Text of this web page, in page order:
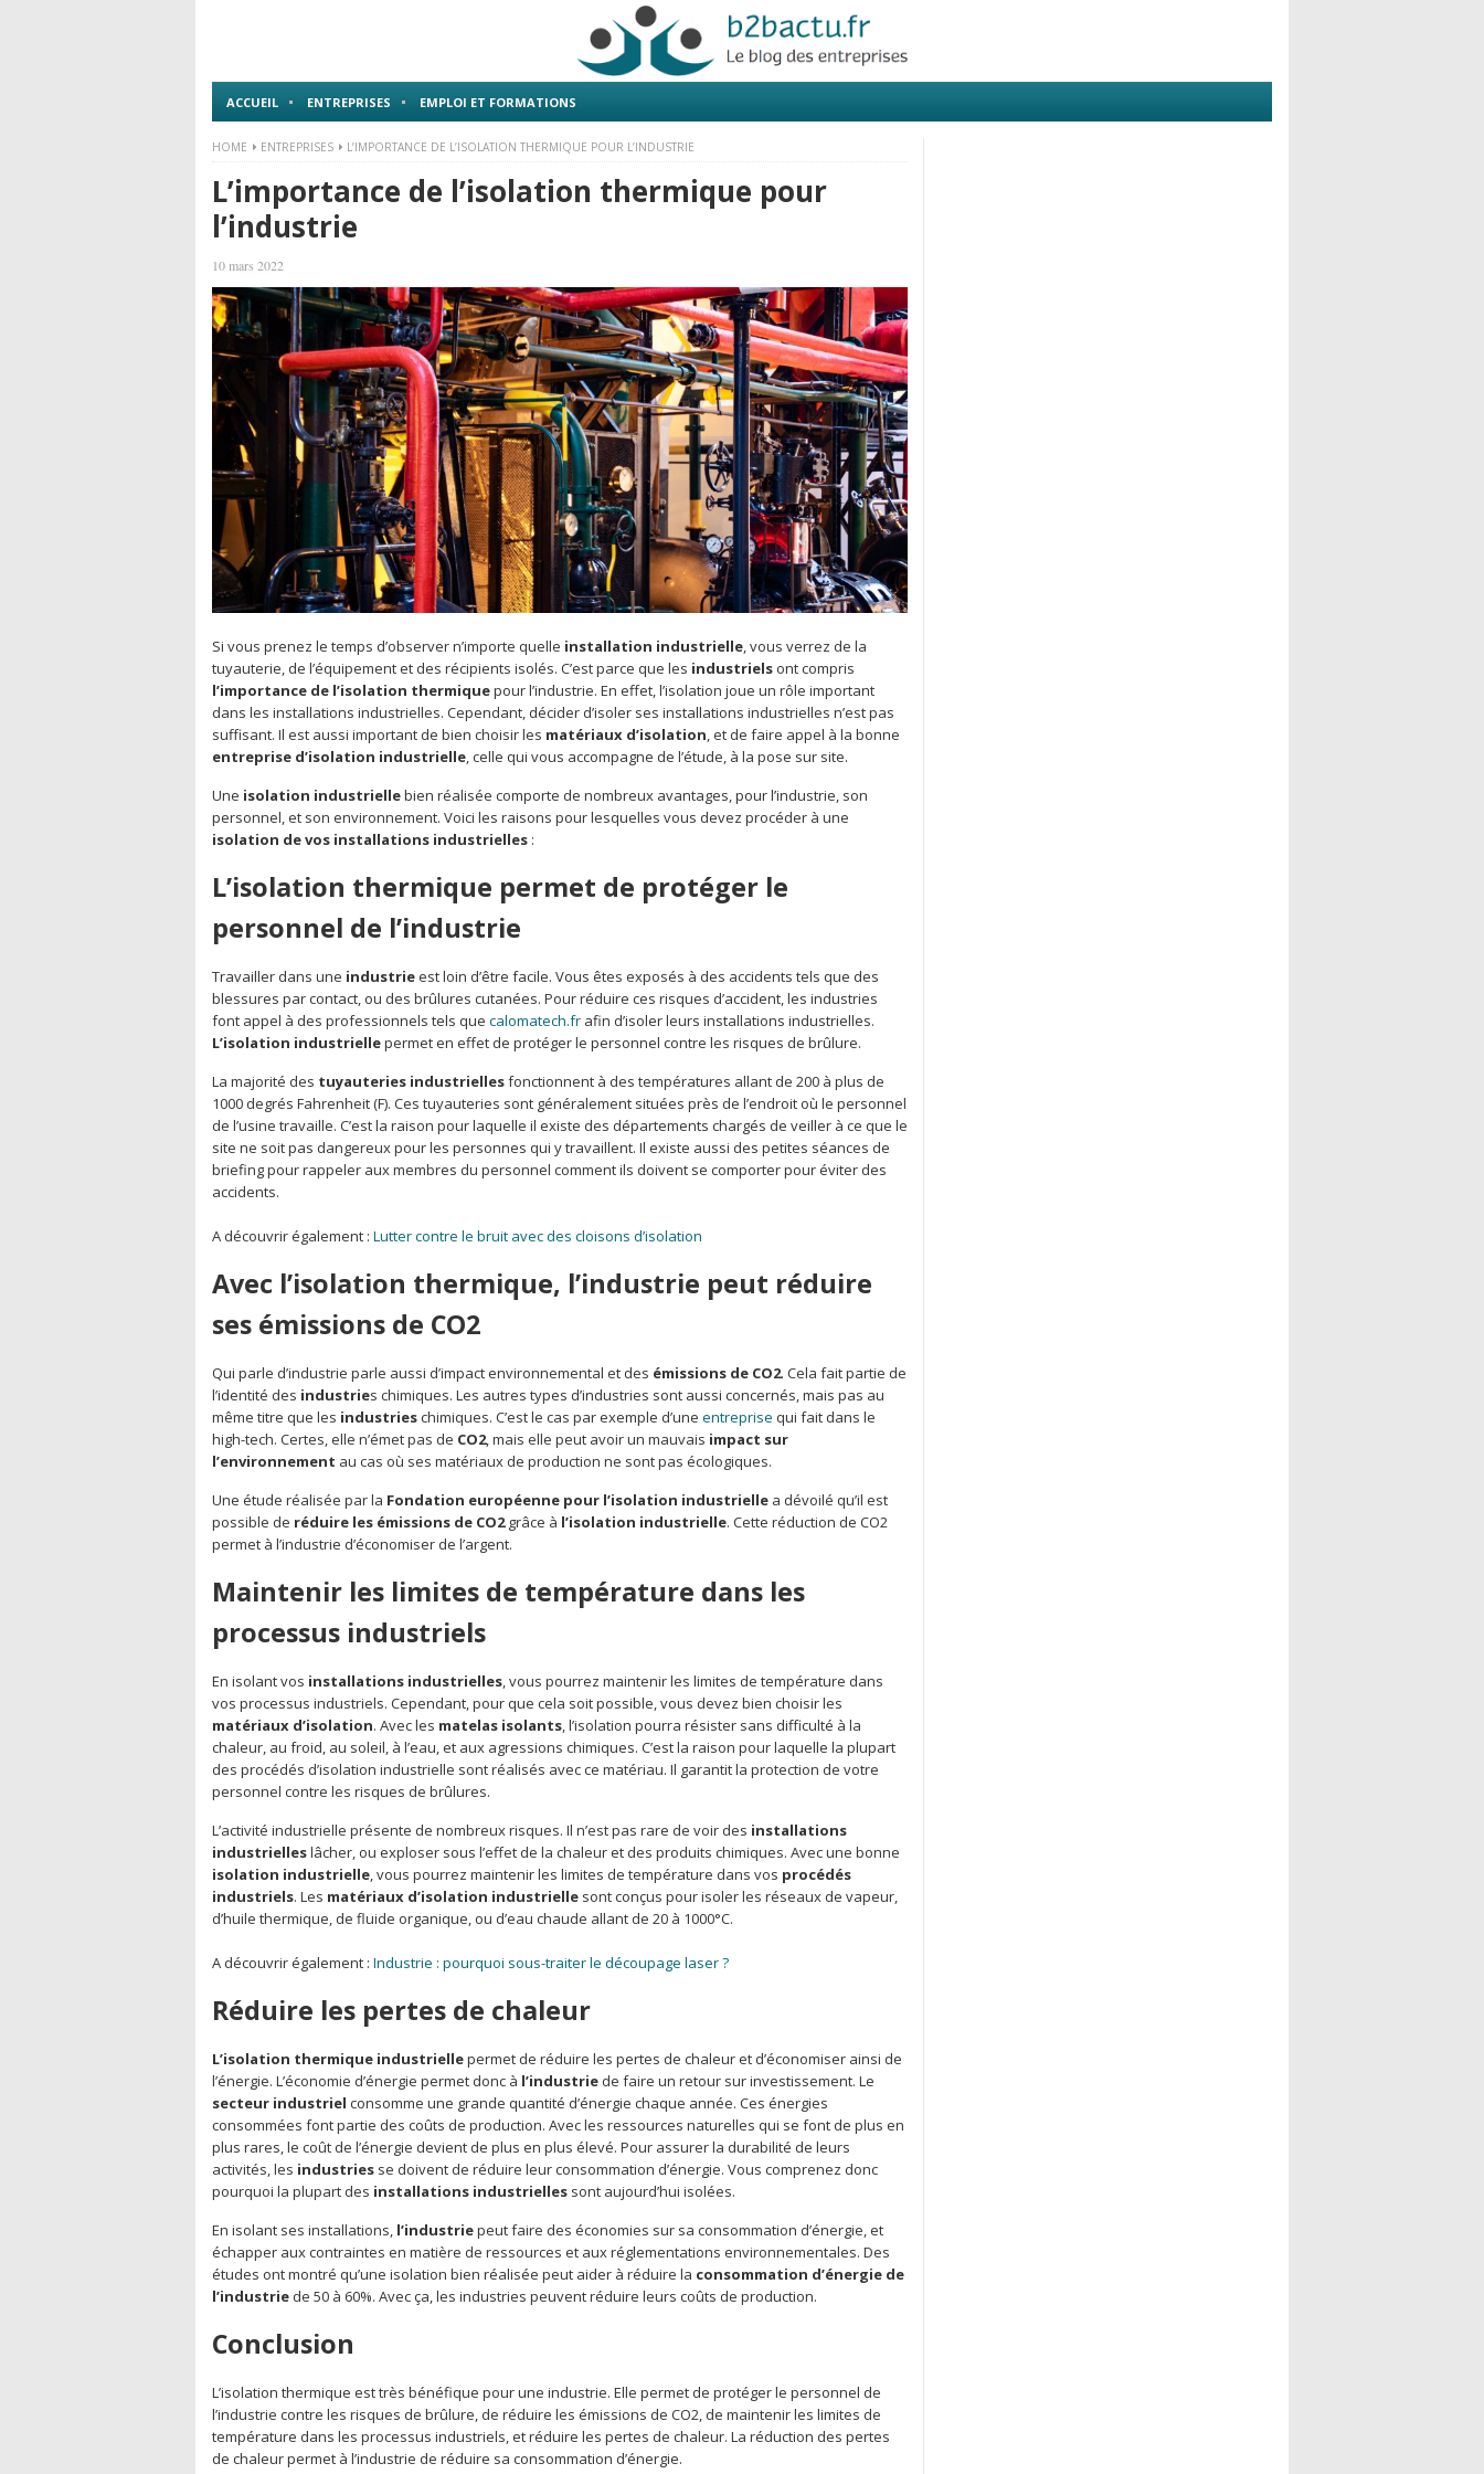
ACCUEIL ENTREPRISES EMPLOI ET FORMATIONS
HOME ENTREPRISES L’IMPORTANCE DE L’ISOLATION THERMIQUE POUR L’INDUSTRIE
L’importance de l’isolation thermique pour
l’industrie
10 mars 2022
Si vous prenez le temps d’observer n’importe quelle installation industrielle, vous verrez de la
tuyauterie, de l’équipement et des récipients isolés. C’est parce que les industriels ont compris
l’importance de l’isolation thermiquepour l’industrie. En effet, l’isolation joue un rôle important
dans les installations industrielles. Cependant, décider d’isoler ses installations industrielles n’est pas
suffisant. Il est aussi important de bien choisir les matériaux d’isolation, et de faire appel à la bonne
entreprise d’isolation industrielle, celle qui vous accompagne de l’étude, à la pose sur site.
Une isolation industriellebien réalisée comporte de nombreux avantages, pour l’industrie, son
personnel, et son environnement. Voici les raisons pour lesquelles vous devez procéder à une
isolation de vos installations industrielles :
L’isolation thermique permet de protéger le
personnel de l’industrie
Travailler dans une industrieest loin d’être facile. Vous êtes exposés à des accidents tels que des
blessures par contact, ou des brûlures cutanées. Pour réduire ces risques d’accident, les industries
font appel à des professionnels tels que calomatech.fr afin d’isoler leurs installations industrielles.
L’isolation industriellepermet en effet de protéger le personnel contre les risques de brûlure.
La majorité des tuyauteries industriellesfonctionnent à des températures allant de 200 à plus de
1000 degrés Fahrenheit (F). Ces tuyauteries sont généralement situées près de l’endroit où le personnel
de l’usine travaille. C’est la raison pour laquelle il existe des départements chargés de veiller à ce que le
site ne soit pas dangereux pour les personnes qui y travaillent. Il existe aussi des petites séances de
briefing pour rappeler aux membres du personnel comment ils doivent se comporter pour éviter des
accidents.
A découvrir également : Lutter contre le bruit avec des cloisons d’isolation
Avec l’isolation thermique, l’industrie peut réduire
ses émissions de CO2
Qui parle d’industrie parle aussi d’impact environnemental et des émissions de CO2. Cela fait partie de
l’identité des industries chimiques. Les autres types d’industries sont aussi concernés, mais pas au
même titre que les industrieschimiques. C’est le cas par exemple d’une entreprise qui fait dans le
high-tech. Certes, elle n’émet pas de CO2, mais elle peut avoir un mauvais impact sur
l’environnement au cas où ses matériaux de production ne sont pas écologiques.
Une étude réalisée par la Fondation européenne pour l’isolation industrielle a dévoilé qu’il est
possible de réduire les émissions de CO2grâce à l’isolation industrielle. Cette réduction de CO2
permet à l’industrie d’économiser de l’argent.
Maintenir les limites de température dans les
processus industriels
En isolant vos installations industrielles, vous pourrez maintenir les limites de température dans
vos processus industriels. Cependant, pour que cela soit possible, vous devez bien choisir les
matériaux d’isolation. Avec les matelas isolants, l’isolation pourra résister sans difficulté à la
chaleur, au froid, au soleil, à l’eau, et aux agressions chimiques. C’est la raison pour laquelle la plupart
des procédés d’isolation industrielle sont réalisés avec ce matériau. Il garantit la protection de votre
personnel contre les risques de brûlures.
L’activité industrielle présente de nombreux risques. Il n’est pas rare de voir des installations
industrielleslâcher, ou exploser sous l’effet de la chaleur et des produits chimiques. Avec une bonne
isolation industrielle, vous pourrez maintenir les limites de température dans vos procédés
industriels. Les matériaux d’isolation industrielle sont conçus pour isoler les réseaux de vapeur,
d’huile thermique, de fluide organique, ou d’eau chaude allant de 20 à 1000°C.
A découvrir également : Industrie : pourquoi sous-traiter le découpage laser ?
Réduire les pertes de chaleur
L’isolation thermique industriellepermet de réduire les pertes de chaleur et d’économiser ainsi de
l’énergie. L’économie d’énergie permet donc à l’industrie de faire un retour sur investissement. Le
secteur industriel consomme une grande quantité d’énergie chaque année. Ces énergies
consommées font partie des coûts de production. Avec les ressources naturelles qui se font de plus en
plus rares, le coût de l’énergie devient de plus en plus élevé. Pour assurer la durabilité de leurs
activités, les industries se doivent de réduire leur consommation d’énergie. Vous comprenez donc
pourquoi la plupart des installations industrielles sont aujourd’hui isolées.
En isolant ses installations, l’industriepeut faire des économies sur sa consommation d’énergie, et
échapper aux contraintes en matière de ressources et aux réglementations environnementales. Des
études ont montré qu’une isolation bien réalisée peut aider à réduire la consommation d’énergie de
l’industrie de 50 à 60%. Avec ça, les industries peuvent réduire leurs coûts de production.
Conclusion
L’isolation thermique est très bénéfique pour une industrie. Elle permet de protéger le personnel de
l’industrie contre les risques de brûlure, de réduire les émissions de CO2, de maintenir les limites de
température dans les processus industriels, et réduire les pertes de chaleur. La réduction des pertes
de chaleur permet à l’industrie de réduire sa consommation d’énergie.